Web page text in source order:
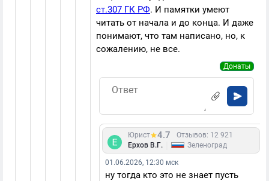
ст.307 ГК РФ. И памятки умеют
читать от начала и до конца. И даже
понимают, что там написано, но, к
сожалению, не все.
Донаты
Юрист 4.7
Отзывов: 12 921
Ерхов В.Г.
Зеленоград
01.06.2026, 12:30 мск
ну тогда кто это не знает пусть